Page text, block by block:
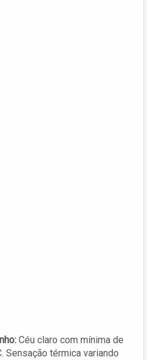
Céu claro com mínima de
Sensação térmica variando